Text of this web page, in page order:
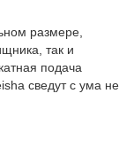
размере,
так и
подача
сведут с ума не